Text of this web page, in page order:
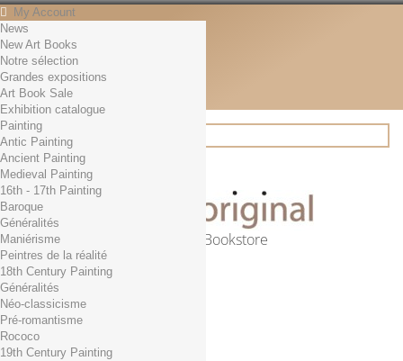
My Account
Contact
English
English
Français
News
Search
Online Art Bookstore
Cart (empty)
No products
Free shipping!
0,00 € Total
Check out
News
New Art Books
Notre sélection
Grandes expositions
Art Book Sale
Exhibition catalogue
Painting
Antic Painting
Ancient Painting
Medieval Painting
16th - 17th Painting
Baroque
Généralités
Maniérisme
Peintres de la réalité
18th Century Painting
Généralités
Néo-classicisme
Pré-romantisme
Rococo
19th Century Painting